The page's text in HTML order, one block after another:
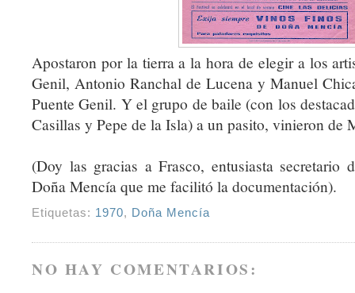
Apostaron por la tierra a la hora de elegir a los
Genil, Antonio Ranchal de Lucena y Manuel
Puente Genil. Y el grupo de baile (con los
Casillas y Pepe de la Isla) a un pasito, vinieron de
(Doy las gracias a Frasco, entusiasta secretario
Doña Mencía que me facilitó la documentación).
Etiquetas: 1970, Doña Mencía
NO HAY COMENTARIOS: